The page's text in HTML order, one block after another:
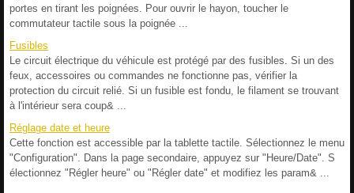
portes en tirant les poignées. Pour ouvrir le hayon, toucher le
commutateur tactile sous la poignée ...
Fusibles
Le circuit électrique du véhicule est protégé par des fusibles. Si un des
feux, accessoires ou commandes ne fonctionne pas, vérifier la
protection du circuit relié. Si un fusible est fondu, le filament se trouvant
à l'intérieur sera coup& ...
Réglage date et heure
Cette fonction est accessible par la tablette tactile. Sélectionnez le menu
"Configuration". Dans la page secondaire, appuyez sur "Heure/Date". S
électionnez "Régler heure" ou "Régler date" et modifiez les param& ...